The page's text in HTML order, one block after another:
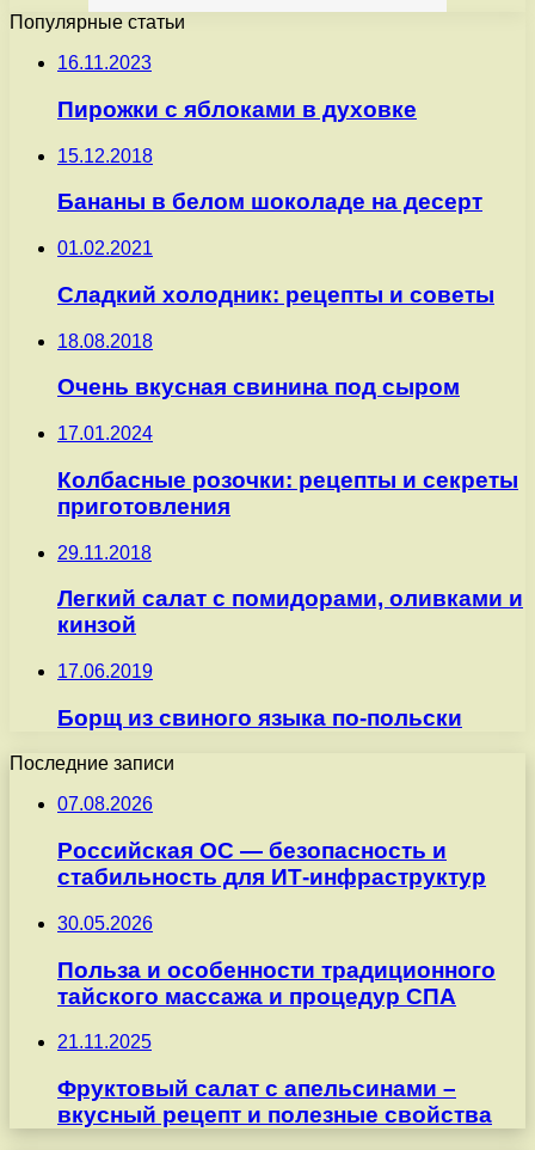
Популярные статьи
16.11.2023
Пирожки с яблоками в духовке
15.12.2018
Бананы в белом шоколаде на десерт
01.02.2021
Сладкий холодник: рецепты и советы
18.08.2018
Очень вкусная свинина под сыром
17.01.2024
Колбасные розочки: рецепты и секреты
приготовления
29.11.2018
Легкий салат с помидорами, оливками и
кинзой
17.06.2019
Борщ из свиного языка по-польски
Последние записи
07.08.2026
Российская ОС — безопасность и
стабильность для ИТ-инфраструктур
30.05.2026
Польза и особенности традиционного
тайского массажа и процедур СПА
21.11.2025
Фруктовый салат с апельсинами –
вкусный рецепт и полезные свойства